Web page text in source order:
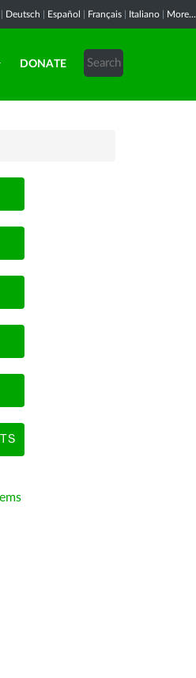
Deutsch Español Français Italiano More...
DONATE